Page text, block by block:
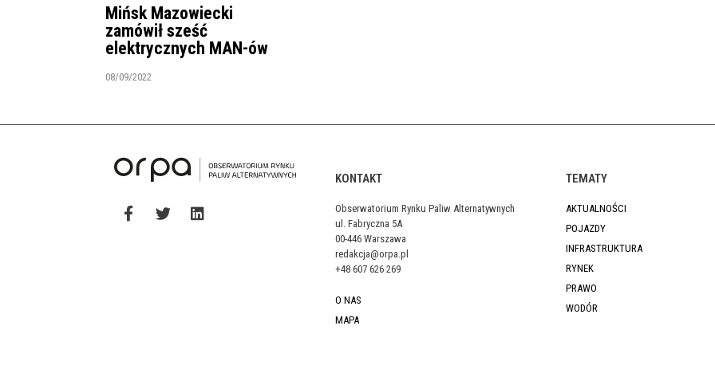
Mińsk Mazowiecki
zamówił sześć
elektrycznych MAN-ów
08/09/2022
KONTAKT
Obserwatorium Rynku Paliw Alternatywnych
ul. Fabryczna 5A
00-446 Warszawa
redakcja@orpa.pl
+48 607 626 269
O NAS
MAPA
TEMATY
AKTUALNOŚCI
POJAZDY
INFRASTRUKTURA
RYNEK
PRAWO
WODÓR